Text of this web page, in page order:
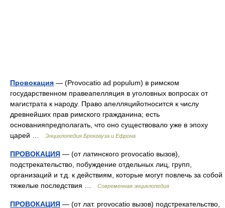
Провокация — (Provocatio ad populum) в римском
государственном правеапелляция в уголовных вопросах от
магистрата к народу. Право апелляцийотносится к числу
древнейших прав римского гражданина; есть
основанияпредполагать, что оно существовало уже в эпоху
царей …
Энциклопедия Брокгауза и Ефрона
ПРОВОКАЦИЯ — (от латинского provocatio вызов),
подстрекательство, побуждение отдельных лиц, групп,
организаций и т.д. к действиям, которые могут повлечь за собой
тяжелые последствия …
Современная энциклопедия
ПРОВОКАЦИЯ — (от лат. provocatio вызов) подстрекательство,